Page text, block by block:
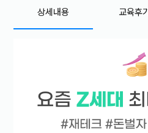
상세내용 교육후기